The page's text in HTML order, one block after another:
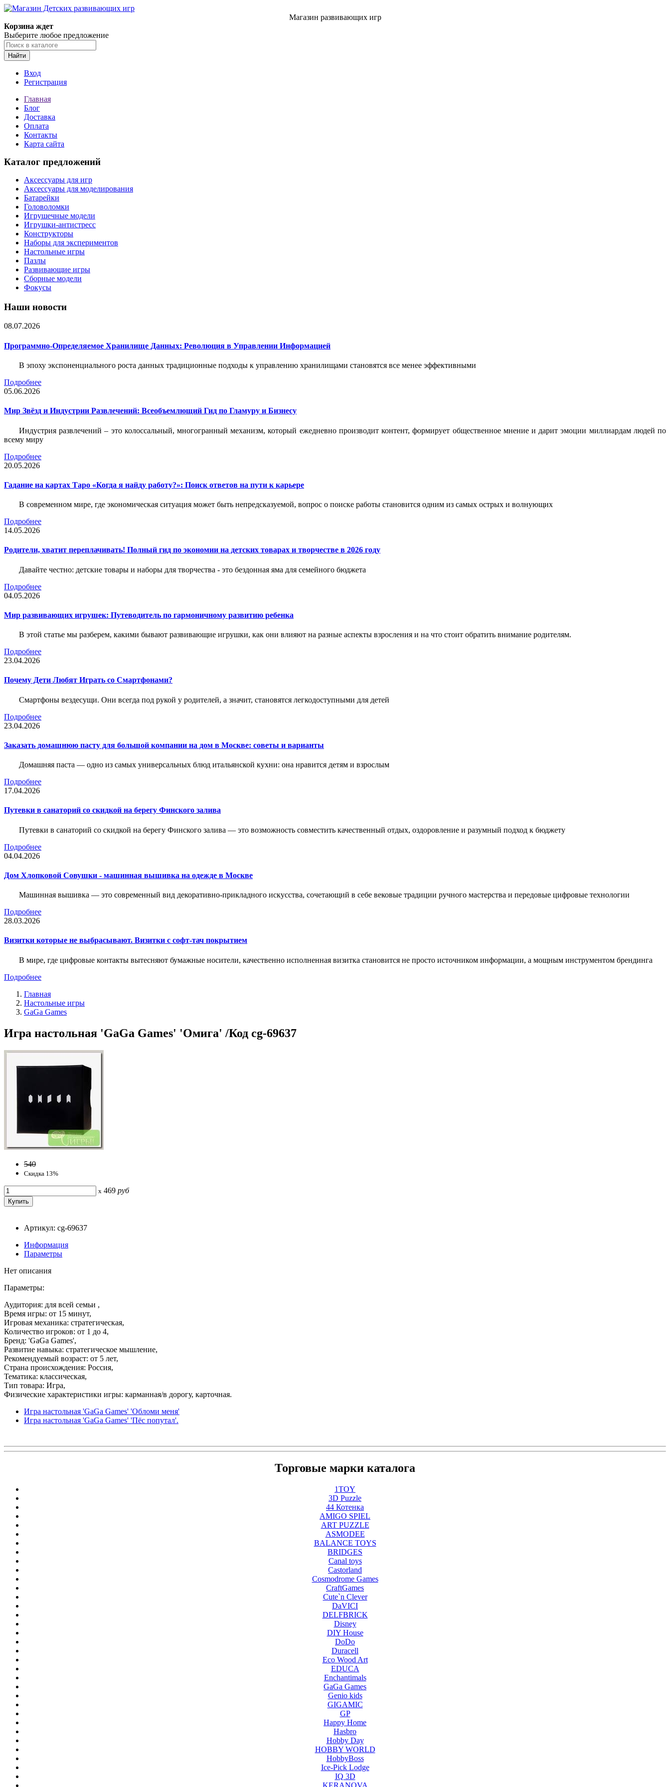
Магазин развивающих игр
Корзина ждет
Выберите любое предложение
Найти
Вход
Регистрация
Главная
Блог
Доставка
Оплата
Контакты
Карта сайта
Каталог предложений
Аксессуары для игр
Аксессуары для моделирования
Батарейки
Головоломки
Игрушечные модели
Игрушки-антистресс
Конструкторы
Наборы для экспериментов
Настольные игры
Пазлы
Развивающие игры
Сборные модели
Фокусы
Наши новости
08.07.2026
Программно-Определяемое Хранилище Данных: Революция в Управлении Информацией
В эпоху экспоненциального роста данных традиционные подходы к управлению хранилищами становятся все менее эффективными
Подробнее
05.06.2026
Мир Звёзд и Индустрии Развлечений: Всеобъемлющий Гид по Гламуру и Бизнесу
Индустрия развлечений – это колоссальный, многогранный механизм, который ежедневно производит контент, формирует общественное мнение и дарит эмоции миллиардам людей по
всему миру
Подробнее
20.05.2026
Гадание на картах Таро «Когда я найду работу?»: Поиск ответов на пути к карьере
В современном мире, где экономическая ситуация может быть непредсказуемой, вопрос о поиске работы становится одним из самых острых и волнующих
Подробнее
14.05.2026
Родители, хватит переплачивать! Полный гид по экономии на детских товарах и творчестве в 2026 году
Давайте честно: детские товары и наборы для творчества - это бездонная яма для семейного бюджета
Подробнее
04.05.2026
Мир развивающих игрушек: Путеводитель по гармоничному развитию ребенка
В этой статье мы разберем, какими бывают развивающие игрушки, как они влияют на разные аспекты взросления и на что стоит обратить внимание родителям.
Подробнее
23.04.2026
Почему Дети Любят Играть со Смартфонами?
Смартфоны вездесущи. Они всегда под рукой у родителей, а значит, становятся легкодоступными для детей
Подробнее
23.04.2026
Заказать домашнюю пасту для большой компании на дом в Москве: советы и варианты
Домашняя паста — одно из самых универсальных блюд итальянской кухни: она нравится детям и взрослым
Подробнее
17.04.2026
Путевки в санаторий со скидкой на берегу Финского залива
Путевки в санаторий со скидкой на берегу Финского залива — это возможность совместить качественный отдых, оздоровление и разумный подход к бюджету
Подробнее
04.04.2026
Дом Хлопковой Совушки - машинная вышивка на одежде в Москве
Машинная вышивка — это современный вид декоративно-прикладного искусства, сочетающий в себе вековые традиции ручного мастерства и передовые цифровые технологии
Подробнее
28.03.2026
Визитки которые не выбрасывают. Визитки с софт-тач покрытием
В мире, где цифровые контакты вытесняют бумажные носители, качественно исполненная визитка становится не просто источником информации, а мощным инструментом брендинга
Подробнее
Главная
Настольные игры
GaGa Games
Игра настольная 'GaGa Games' 'Омига' /Код cg-69637
540
Скидка 13%
x 469 руб
Артикул: cg-69637
Информация
Параметры
Нет описания
Параметры:
Аудитория: для всей семьи ,
Время игры: от 15 минут,
Игровая механика: стратегическая,
Количество игроков: от 1 до 4,
Бренд: 'GaGa Games',
Развитие навыка: стратегическое мышление,
Рекомендуемый возраст: от 5 лет,
Страна происхождения: Россия,
Тематика: классическая,
Тип товара: Игра,
Физические характеристики игры: карманная/в дорогу, карточная.
Игра настольная 'GaGa Games' 'Обломи меня'
Игра настольная 'GaGa Games' 'Пёс попутал'.
Торговые марки каталога
1TOY
3D Puzzle
44 Котенка
AMIGO SPIEL
ART PUZZLE
ASMODEE
BALANCE TOYS
BRIDGES
Canal toys
Castorland
Cosmodrome Games
CraftGames
Cute`n Clever
DaVICI
DELFBRICK
Disney
DIY House
DoDo
Duracell
Eco Wood Art
EDUCA
Enchantimals
GaGa Games
Genio kids
GIGAMIC
GP
Happy Home
Hasbro
Hobby Day
HOBBY WORLD
HobbyBoss
Ice-Pick Lodge
IQ 3D